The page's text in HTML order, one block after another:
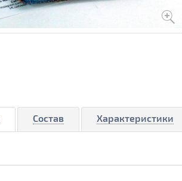
Состав Характеристики